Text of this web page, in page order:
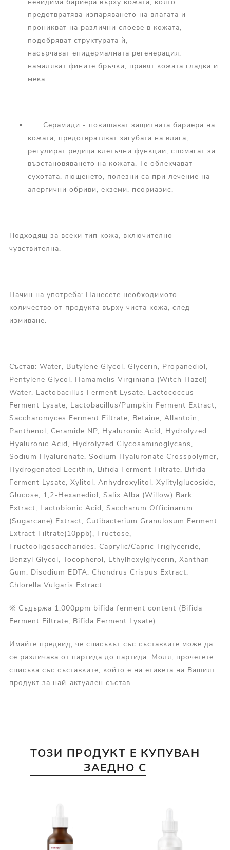
предотвратява изпаряването на влагата и
проникват на различни слоеве в кожата,
подобряват структурата ѝ,
насърчават епидермалната регенерация,
намаляват фините бръчки, правят кожата гладка и
мека.
Серамиди - повишават защитната бариера на
кожата, предотвратяват загубата на влага,
регулират редица клетъчни функции, спомагат за
възстановяването на кожата. Те облекчават
сухотата, лющенето, полезни са при лечение на
алергични обриви, екземи, псориазис.
Подходящ за всеки тип кожа, включително
чувствителна.
Начин на употреба: Нанесете необходимото
количество от продукта върху чиста кожа, след
измиване.
Състав: Water, Butylene Glycol, Glycerin, Propanediol,
Pentylene Glycol, Hamamelis Virginiana (Witch Hazel)
Water, Lactobacillus Ferment Lysate, Lactococcus
Ferment Lysate, Lactobacillus/Pumpkin Ferment Extract,
Saccharomyces Ferment Filtrate, Betaine, Allantoin,
Panthenol, Ceramide NP, Hyaluronic Acid, Hydrolyzed
Hyaluronic Acid, Hydrolyzed Glycosaminoglycans,
Sodium Hyaluronate, Sodium Hyaluronate Crosspolymer,
Hydrogenated Lecithin, Bifida Ferment Filtrate, Bifida
Ferment Lysate, Xylitol, Anhydroxylitol, Xylitylglucoside,
Glucose, 1,2-Hexanediol, Salix Alba (Willow) Bark
Extract, Lactobionic Acid, Saccharum Officinarum
(Sugarcane) Extract, Cutibacterium Granulosum Ferment
Extract Filtrate(10ppb), Fructose,
Fructooligosaccharides, Caprylic/Capric Triglyceride,
Benzyl Glycol, Tocopherol, Ethylhexylglycerin, Xanthan
Gum, Disodium EDTA, Chondrus Crispus Extract,
Chlorella Vulgaris Extract
※ Съдържа 1,000ppm bifida ferment content (Bifida
Ferment Filtrate, Bifida Ferment Lysate)
Имайте предвид, че списъкът със съставките може да
се различава от партида до партида. Моля, прочетете
списъка със съставките, който е на етикета на Вашият
продукт за най-актуален състав.
ТОЗИ ПРОДУКТ Е КУПУВАН
ЗАЕДНО С